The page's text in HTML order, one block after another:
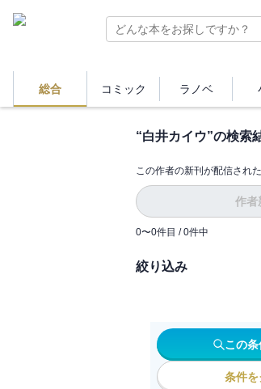
総合 コミック ラノベ
“白井カイウ”の検索
この作者の新刊が配信され
作者
0〜0件目 / 0件中
絞り込み
この
条件